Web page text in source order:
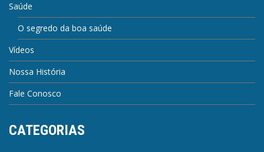
Saúde
O segredo da boa saúde
Vídeos
Nossa História
Fale Conosco
CATEGORIAS